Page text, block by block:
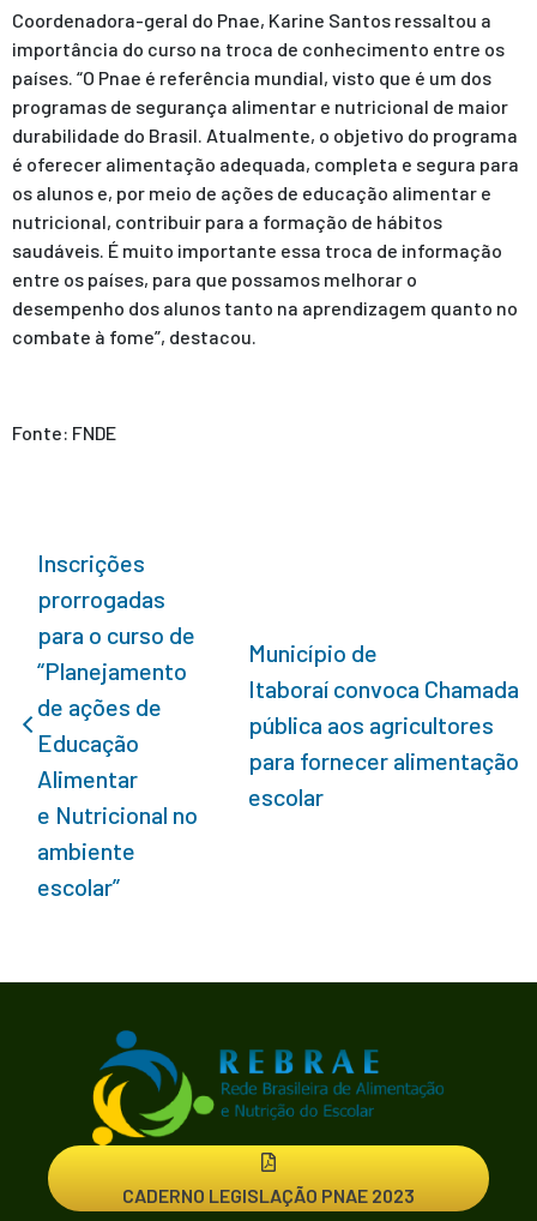
Coordenadora-geral do Pnae, Karine Santos ressaltou a
importância do curso na troca de conhecimento entre os
países. “O Pnae é referência mundial, visto que é um dos
programas de segurança alimentar e nutricional de maior
durabilidade do Brasil. Atualmente, o objetivo do programa
é oferecer alimentação adequada, completa e segura para
os alunos e, por meio de ações de educação alimentar e
nutricional, contribuir para a formação de hábitos
saudáveis. É muito importante essa troca de informação
entre os países, para que possamos melhorar o
desempenho dos alunos tanto na aprendizagem quanto no
combate à fome”, destacou.
Fonte: FNDE
Inscrições
prorrogadas
para o curso de
“Planejamento
de ações de
Educação
Alimentar
e Nutricional no
ambiente
escolar”
Município de
Itaboraí convoca Chamada
pública aos agricultores
para fornecer alimentação
escolar
CADERNO LEGISLAÇÃO PNAE 2023